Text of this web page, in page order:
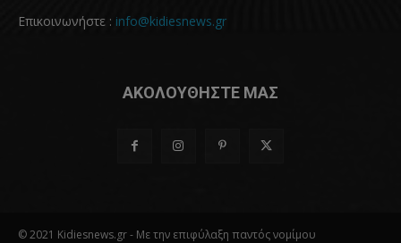
Επικοινωνήστε : info@kidiesnews.gr
ΑΚΟΛΟΥΘΗΣΤΕ ΜΑΣ
© 2021 Kidiesnews.gr - Με την επιφύλαξη παντός νομίμου